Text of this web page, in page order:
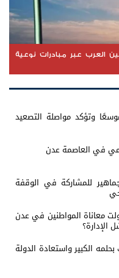
العرب عبر مبادرات نوعية
وتؤكد مواصلة التصعيد
في العاصمة عدن
للمشاركة في الوقفة
معاناة المواطنين في عدن
الإدارة؟
الكبير واستعادة الدولة